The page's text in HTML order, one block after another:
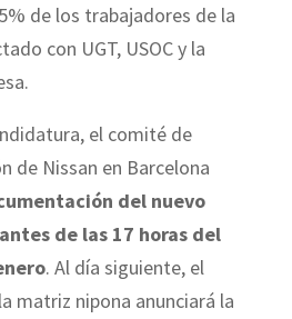
de los trabajadores de la
con UGT, USOC y la
el comité de
de Nissan en Barcelona
del nuevo
de las 17 horas del
. Al día siguiente, el
matriz nipona anunciará la